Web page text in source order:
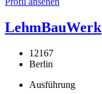
LehmBauWerk
12167
Berlin
Ausführung